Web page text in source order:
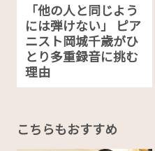
「他の人と同じよう
には弾けない」 ピア
ニスト岡城千歳がひ
とり多重録音に挑む
理由
こちらもおすすめ